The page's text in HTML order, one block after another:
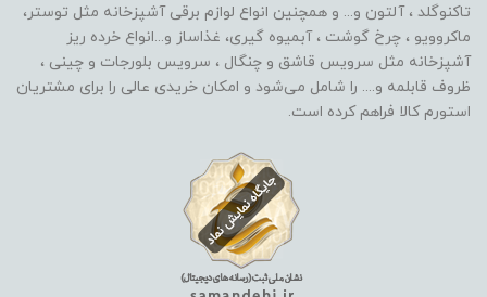
تاکنوگلد ، آلتون و... و همچنین انواع لوازم برقی آشپزخانه مثل توستر،
ماکروویو ، چرخ گوشت ، آبمیوه گیری، غذاساز و...انواع خرده ریز
آشپزخانه مثل سرویس قاشق و چنگال ، سرویس بلورجات و چینی ،
ظروف قابلمه و.... را شامل می‌شود و امکان خریدی عالی را برای مشتریان
استورم کالا فراهم کرده است.